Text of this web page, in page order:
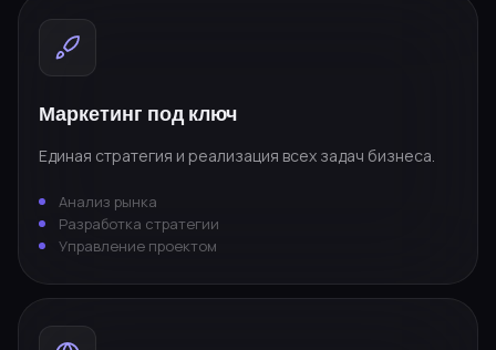
Маркетинг под ключ
Единая стратегия и реализация всех задач бизнеса.
Анализ рынка
Разработка стратегии
Управление проектом